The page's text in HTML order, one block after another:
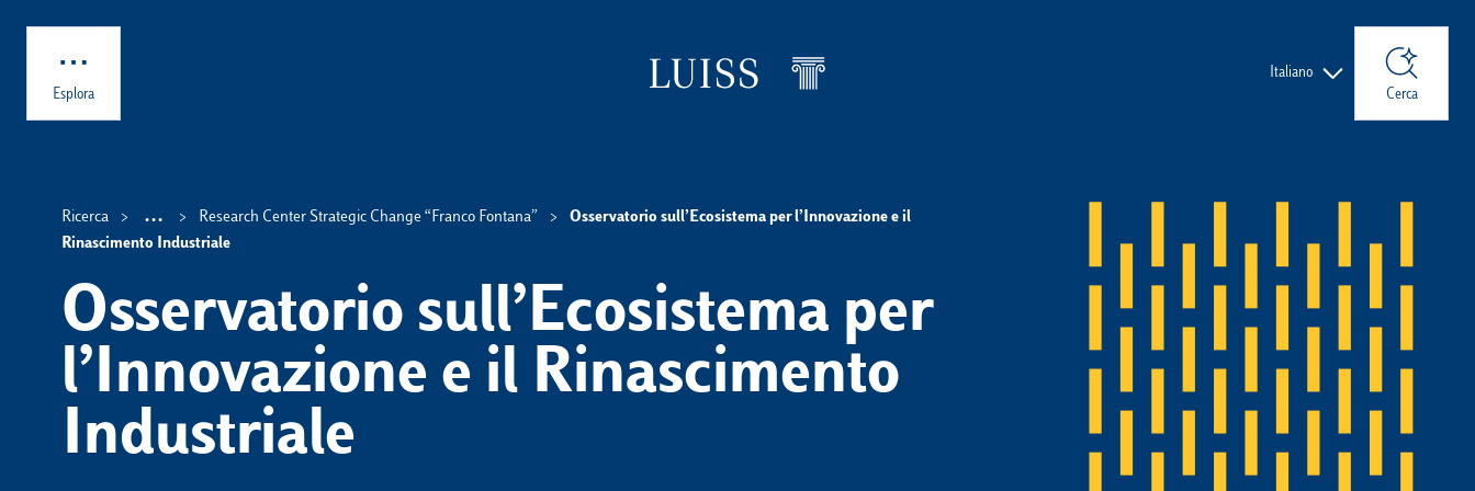
Esplora Cerca
Italiano
Ricerca ...
Show intermediate breadcrumb levels
Research Center Strategic Change “Franco Fontana”
Osservatorio sull’Ecosistema per l’Innovazione e il
Rinascimento Industriale
Osservatorio sull’Ecosistema per
l’Innovazione e il Rinascimento
Industriale